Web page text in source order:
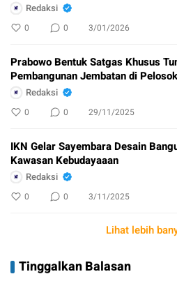
Redaksi
0 0 3/01/2026
Prabowo Bentuk Satgas Khusus
Pembangunan Jembatan di Pelosok
Redaksi
0 0 29/11/2025
IKN Gelar Sayembara Desain
Kawasan Kebudayaaan
Redaksi
0 0 3/11/2025
Lihat lebih
Tinggalkan Balasan